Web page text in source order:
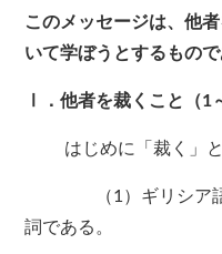
このメッセージは、他
いて学ぼうとするもので
Ⅰ．他者を裁くこと（1
はじめに「裁く」
（1）ギリシア語で
詞である。